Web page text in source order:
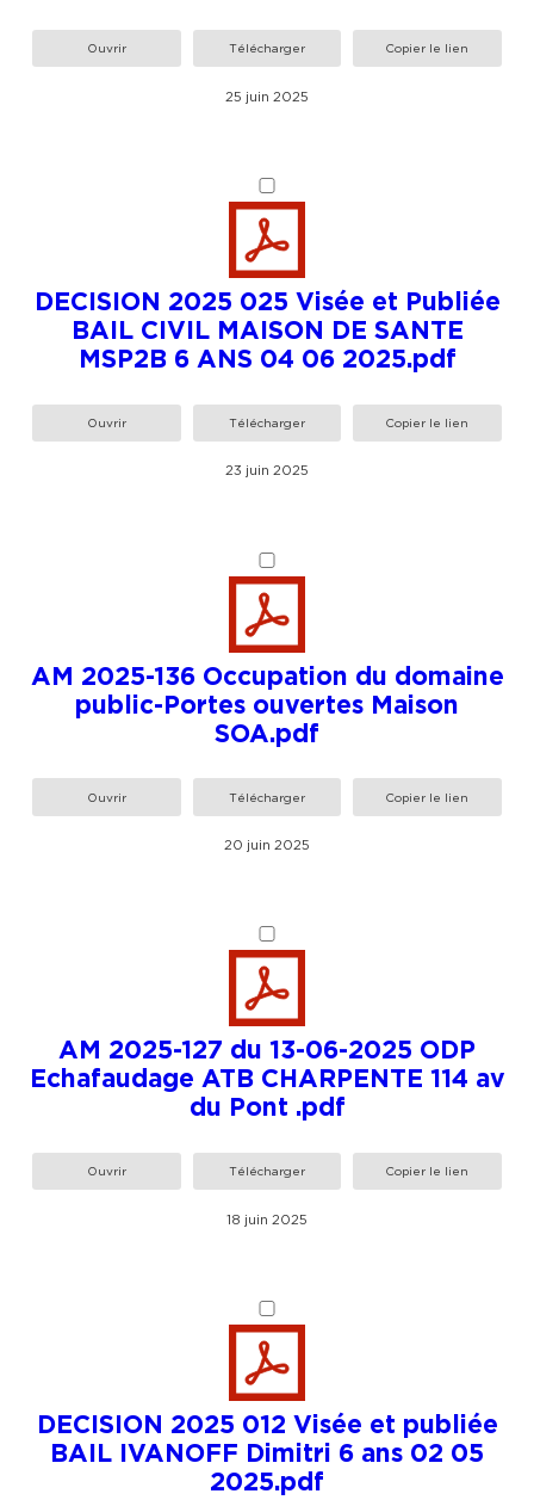
Ouvrir Télécharger Copier le lien
25 juin 2025
DECISION 2025 025 Visée et Publiée
BAIL CIVIL MAISON DE SANTE
MSP2B 6 ANS 04 06 2025.pdf
Ouvrir Télécharger Copier le lien
23 juin 2025
AM 2025-136 Occupation du domaine
public-Portes ouvertes Maison
SOA.pdf
Ouvrir Télécharger Copier le lien
20 juin 2025
AM 2025-127 du 13-06-2025 ODP
Echafaudage ATB CHARPENTE 114 av
du Pont .pdf
Ouvrir Télécharger Copier le lien
18 juin 2025
DECISION 2025 012 Visée et publiée
BAIL IVANOFF Dimitri 6 ans 02 05
2025.pdf